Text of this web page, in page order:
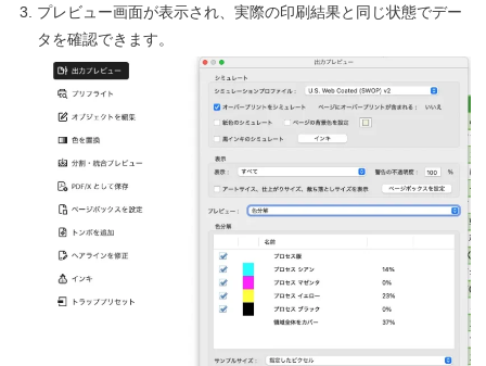
プレビュー画面が表示され、実際の印刷結果と同じ状態でデー
タを確認できます。